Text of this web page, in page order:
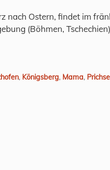
nach Ostern, findet im
(Böhmen,
, Königsberg, Mama,